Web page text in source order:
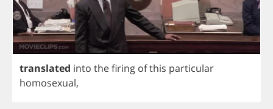
translated into thefiring ofthis particular
homosexual,